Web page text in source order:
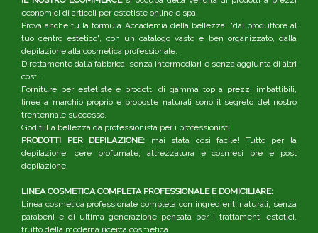
economici di articoli per estetiste online e spa.
Prova anche tu la formula Accademia della bellezza: "dal produttore al
tuo centro estetico", con un catalogo vasto e ben organizzato, dalla
depilazione alla cosmetica professionale.
Direttamente dalla fabbrica, senza intermediari e senza aggiunta di altri
costi.
Forniture per estetiste e prodotti di gamma top a prezzi imbattibili,
linee a marchio proprio e proposte naturali sono il segreto del nostro
trentennale successo.
Goditi La bellezza da professionista per i professionisti.
PRODOTTI PER DEPILAZIONE: mai stata così facile! Tutto per la
depilazione, cere profumate, attrezzatura e cosmesi pre e post
depilazione.
LINEA COSMETICA COMPLETA PROFESSIONALE E DOMICILIARE:
Linea cosmetica professionale completa con ingredienti naturali, senza
parabeni e di ultima generazione pensata per i trattamenti estetici,
frutto della moderna ricerca cosmetica.